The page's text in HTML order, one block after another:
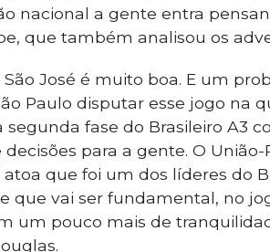
nacional a gente entra
que também analisou os
José é muito boa. E um
Paulo disputar esse jogo na
fase do Brasileiro A3
para a gente. O
que foi um dos líderes do
que vai ser fundamental, no
um pouco mais de